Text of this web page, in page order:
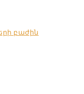
բաժին